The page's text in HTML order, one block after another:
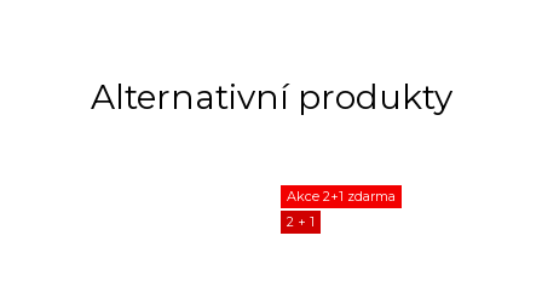
Akce 2+1 zdarma
2 + 1